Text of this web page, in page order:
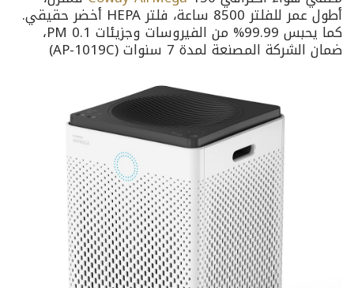
أطول عمر للفلتر 8500 ساعة، فلتر HEPA أخضر حقيقي.
كما يحبس 99.99% من الفيروسات وجزيئات PM 0.1،
ضمان الشركة المصنعة لمدة 7 سنوات (AP-1019C)